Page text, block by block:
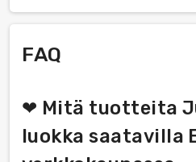
FAQ
❤ Mitä tuotteita
luokka saatavilla